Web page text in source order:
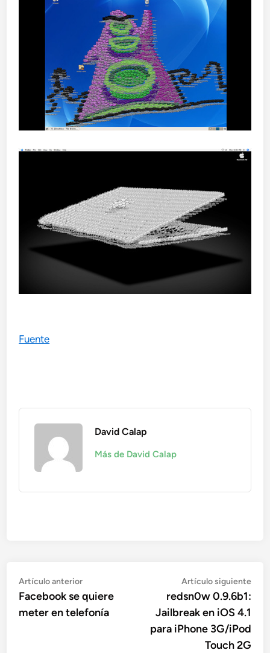
Fuente
David Calap
Más de David Calap
Navegación
de
entradas
Artículo anteriorArtículo
anterior:
Facebook se quiere
meter en telefonía
Artículo siguiente
redsn0w 0.9.6b1:
Jailbreak en iOS 4.1
para iPhone 3G/iPod
Touch 2G